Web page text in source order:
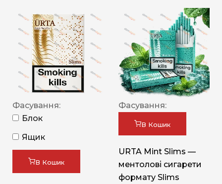
Фасування:
Блок
Ящик
В Кошик
Фасування:
В Кошик
URTA Mint Slims —
ментолові сигарети
формату Slims